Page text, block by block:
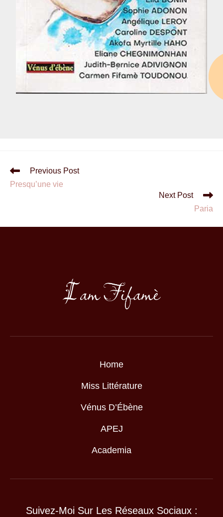
Previous Post
Presqu’une vie
Next Post
Paria
Home
Miss Littérature
Vénus D’Ébène
APEJ
Academia
Suivez-Moi Sur Les Réseaux Sociaux :